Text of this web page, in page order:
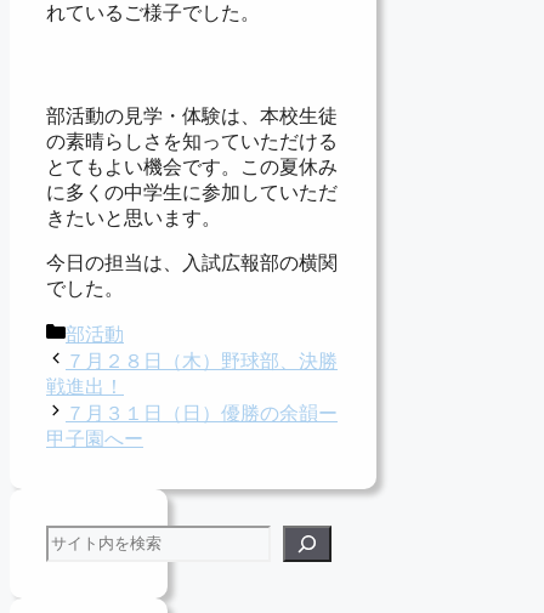
れているご様子でした。
部活動の見学・体験は、本校生徒
の素晴らしさを知っていただける
とてもよい機会です。この夏休み
に多くの中学生に参加していただ
きたいと思います。
今日の担当は、入試広報部の横関
でした。
カ
テ
ゴ
リ
ー
部活動
７月２８日（木）野球部、決勝
戦進出！
７月３１日（日）優勝の余韻ー
甲子園へー
検索